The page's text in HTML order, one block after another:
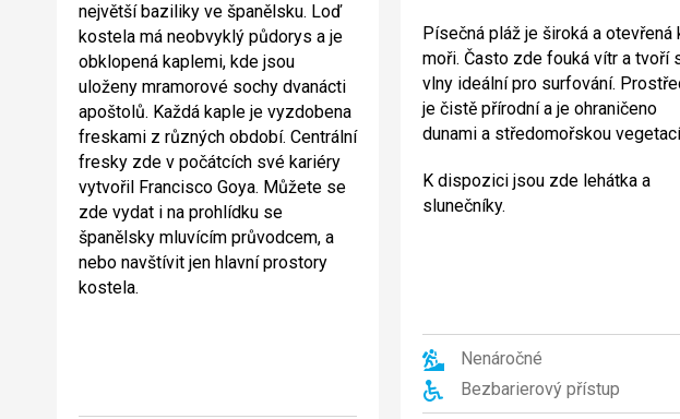
největší baziliky ve španělsku. Loď
kostela má neobvyklý půdorys a je
obklopená kaplemi, kde jsou
uloženy mramorové sochy dvanácti
apoštolů. Každá kaple je vyzdobena
freskami z různých období. Centrální
fresky zde v počátcích své kariéry
vytvořil Francisco Goya. Můžete se
zde vydat i na prohlídku se
španělsky mluvícím průvodcem, a
nebo navštívit jen hlavní prostory
kostela.
Písečná pláž je široká a otevřená
moři. Často zde fouká vítr a tvoří
vlny ideální pro surfování.
je čistě přírodní a je ohraničeno
dunami a středomořskou
K dispozici jsou zde lehátka a
slunečníky.
Nenáročné
Bezbarierový přístup